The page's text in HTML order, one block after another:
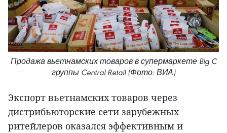
Продажа вьетнамских товаров в супермаркете Big C
группы Central Retail (Фото: ВИА)
Экспорт вьетнамских товаров через
дистрибьюторские сети зарубежных
ритейлеров оказался эффективным и